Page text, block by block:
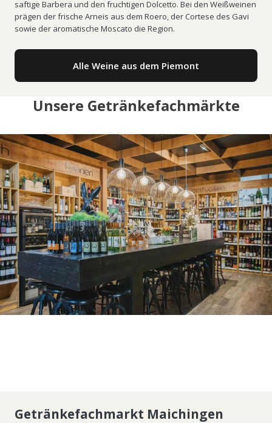
saftige Barbera und den fruchtigen Dolcetto. Bei den Weißweinen
prägen der frische Arneis aus dem Roero, der Cortese des Gavi
sowie der aromatische Moscato die Region.
Alle Weine aus dem Piemont
Unsere Getränkefachmärkte
Getränkefachmarkt Maichingen